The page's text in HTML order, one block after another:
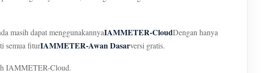
masih dapat menggunakannyaIAMMETER-CloudDengan hanya
semua fiturIAMMETER-Awan Dasarversi gratis.
IAMMETER-Cloud.